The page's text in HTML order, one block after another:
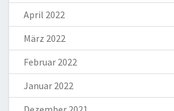
April 2022
März 2022
Februar 2022
Januar 2022